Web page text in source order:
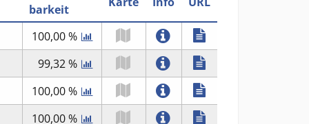
barkeit
100,00 %
99,32 %
100,00 %
100,00 %